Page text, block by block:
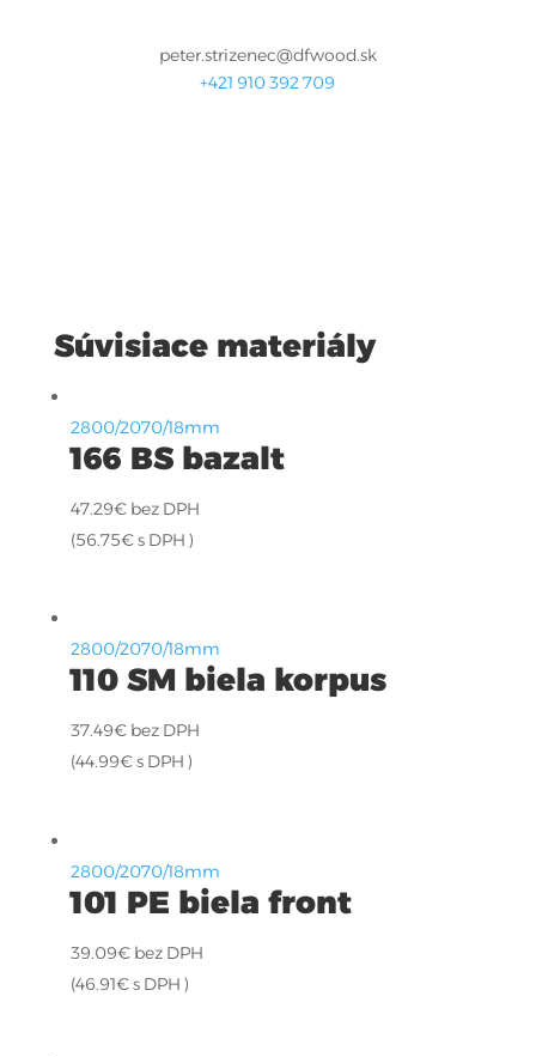
peter.strizenec@dfwood.sk
+421 910 392 709
Súvisiace materiály
2800/2070/18mm
166 BS bazalt
47.29€ bez DPH
(56.75€s DPH )
2800/2070/18mm
110 SM biela korpus
37.49€ bez DPH
(44.99€s DPH )
2800/2070/18mm
101 PE biela front
39.09€ bez DPH
(46.91€s DPH )